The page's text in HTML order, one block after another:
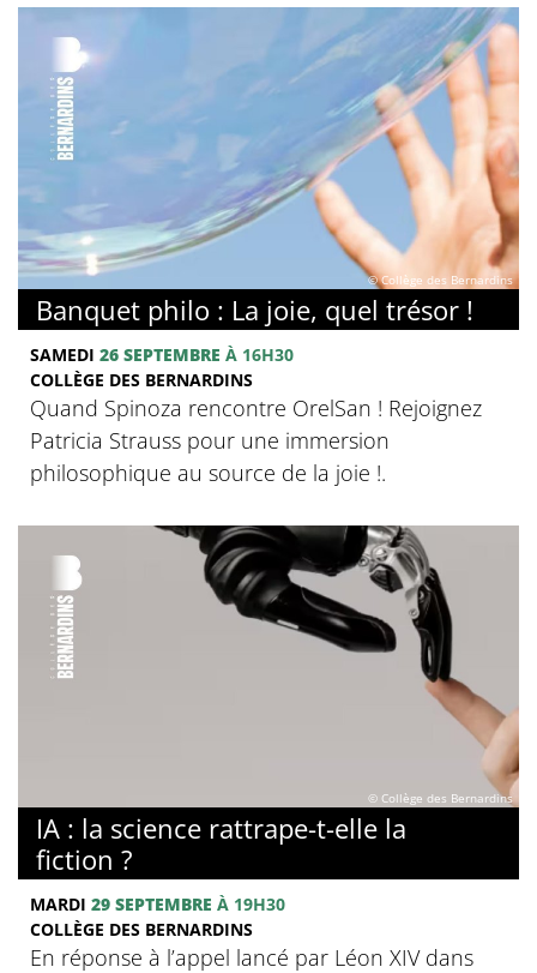
© Collège des Bernardins
Banquet philo : La joie, quel trésor !
SAMEDI 26 SEPTEMBRE À 16H30
COLLÈGE DES BERNARDINS
Quand Spinoza rencontre OrelSan ! Rejoignez
Patricia Strauss pour une immersion
philosophique au source de la joie !.
© Collège des Bernardins
IA : la science rattrape-t-elle la
fiction ?
MARDI 29 SEPTEMBRE À 19H30
COLLÈGE DES BERNARDINS
En réponse à l’appel lancé par Léon XIV dans